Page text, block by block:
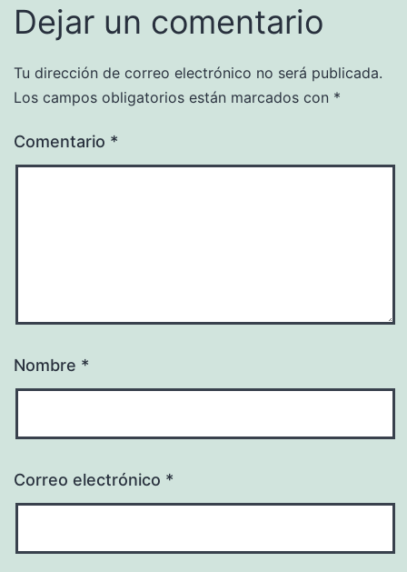
Dejar un comentario
Tu dirección de correo electrónico no será publicada.
Los campos obligatorios están marcados con *
Comentario *
Nombre *
Correo electrónico *